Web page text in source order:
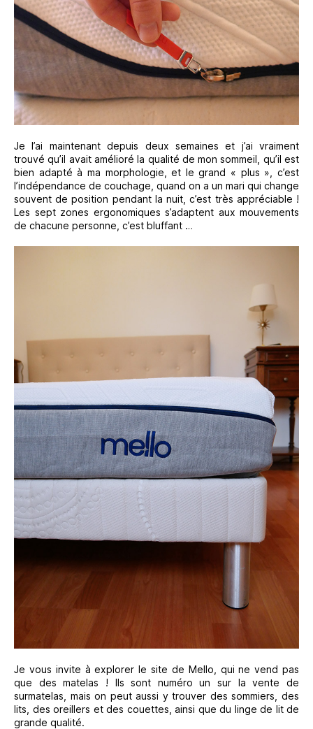
Je l’ai maintenant depuis deux semaines et j’ai vraiment
trouvé qu’il avait amélioré la qualité de mon sommeil, qu’il est
bien adapté à ma morphologie, et le grand « plus », c’est
l’indépendance de couchage, quand on a un mari qui change
souvent de position pendant la nuit, c’est très appréciable !
Les sept zones ergonomiques s’adaptent aux mouvements
de chacune personne, c’est bluffant …
Je vous invite à explorer le site de Mello, qui ne vend pas
que des matelas ! Ils sont numéro un sur la vente de
surmatelas, mais on peut aussi y trouver des sommiers, des
lits, des oreillers et des couettes, ainsi que du linge de lit de
grande qualité.